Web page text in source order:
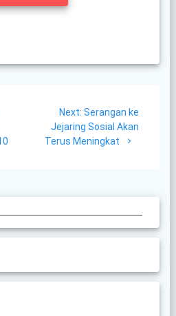
Next: Next
post:
Serangan ke
Jejaring Sosial Akan
Terus Meningkat